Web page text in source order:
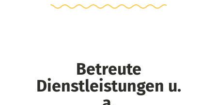
Betreute
Dienstleistungen u.